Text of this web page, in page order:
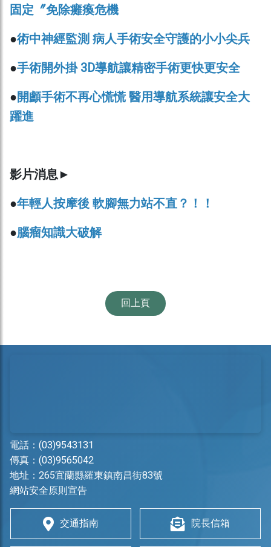
固定〞免除癱瘓危機
●術中神經監測 病人手術安全守護的小小尖兵
●手術開外掛 3D導航讓精密手術更快更安全
●開顱手術不再心慌慌 醫用導航系統讓安全大
躍進
影片消息►
●年輕人按摩後 軟腳無力站不直？！！
●腦瘤知識大破解
回上頁
電話： (03)9543131
傳真：(03)9565042
地址： 265宜蘭縣羅東鎮南昌街83號
網站安全原則宣告
交通指南 院長信箱